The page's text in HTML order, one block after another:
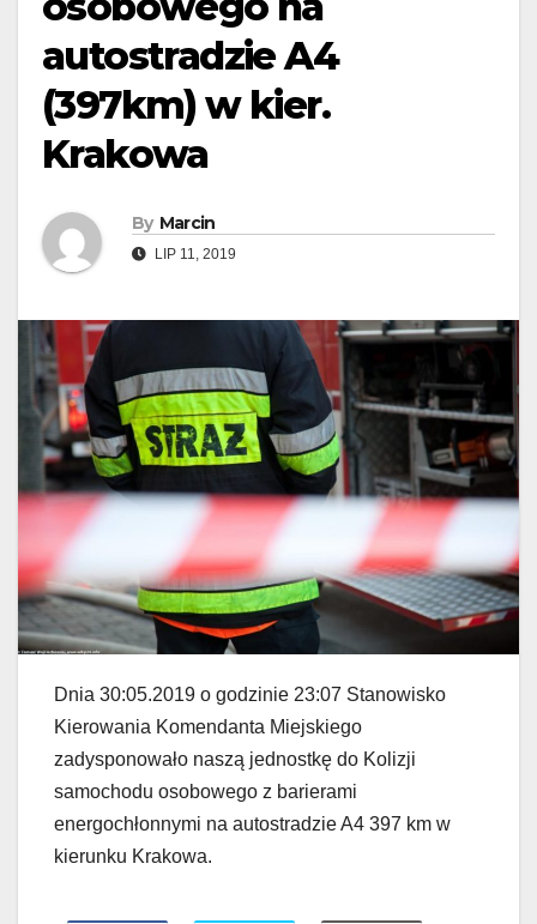
autostradzie A4
(397km) w kier.
Krakowa
By Marcin
LIP 11, 2019
Dnia 30:05.2019 o godzinie 23:07 Stanowisko
Kierowania Komendanta Miejskiego
zadysponowało naszą jednostkę do Kolizji
samochodu osobowego z barierami
energochłonnymi na autostradzie A4 397 km w
kierunku Krakowa.